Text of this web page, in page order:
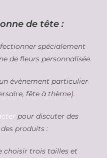
de tête :
spécialement
de fleurs personnalisée.
évènement particulier
fête à thème).
pour discuter des
produits :
choisir trois tailles et